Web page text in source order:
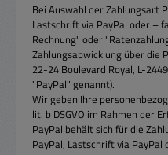
Bei Auswahl der Zahlungsart
Lastschrift via PayPal oder –
Rechnung" oder
Zahlungsabwicklung über die
22-24 Boulevard Royal, L-
"PayPal" genannt).
Wir geben Ihre
lit. b DSGVO im Rahmen der
PayPal behält sich für die
PayPal, Lastschrift via